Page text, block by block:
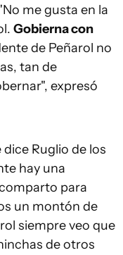
me gusta en la
Gobierna con
de Peñarol no
tan de
expresó
Ruglio de los
hay una
para
un montón de
siempre veo que
de otros